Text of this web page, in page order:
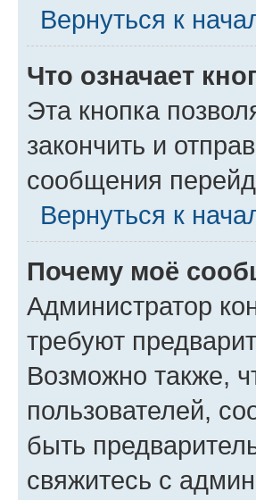
Вернуться к
Что означает
Эта кнопка
закончить и
сообщения
Вернуться к
Почему моё
Администратор
требуют
Возможно также,
пользователей,
быть
свяжитесь с